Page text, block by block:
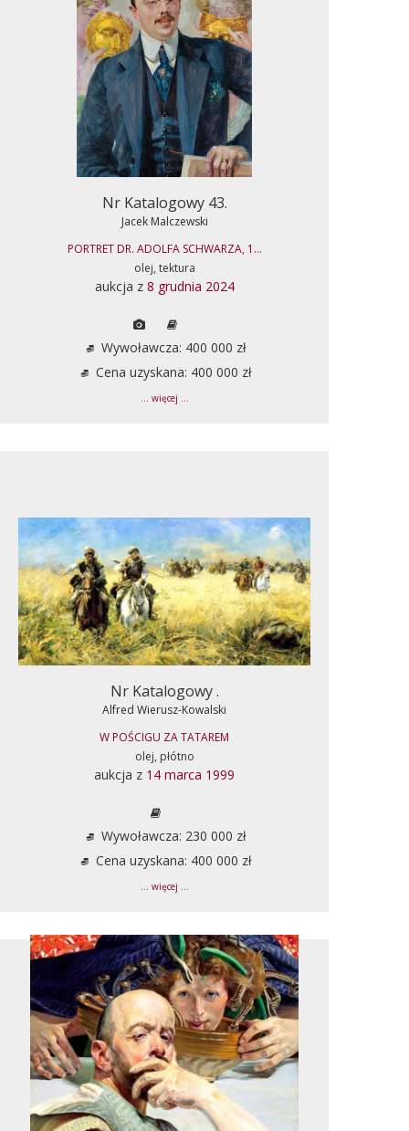
Nr Katalogowy 43.
Jacek Malczewski
PORTRET DR. ADOLFA SCHWARZA, 1...
olej, tektura
aukcja z 8 grudnia 2024
Wywoławcza: 400 000 zł
Cena uzyskana: 400 000 zł
... więcej ...
Nr Katalogowy .
Alfred Wierusz-Kowalski
W POŚCIGU ZA TATAREM
olej, płótno
aukcja z 14 marca 1999
Wywoławcza: 230 000 zł
Cena uzyskana: 400 000 zł
... więcej ...